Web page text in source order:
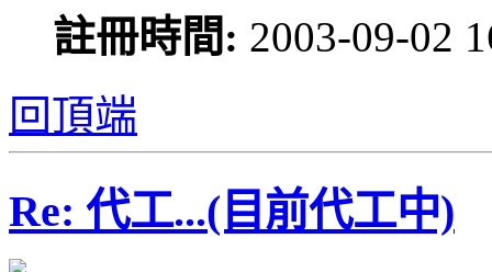
註冊時間: 2003-09-02
回頂端
Re: 代工...(目前代工中)